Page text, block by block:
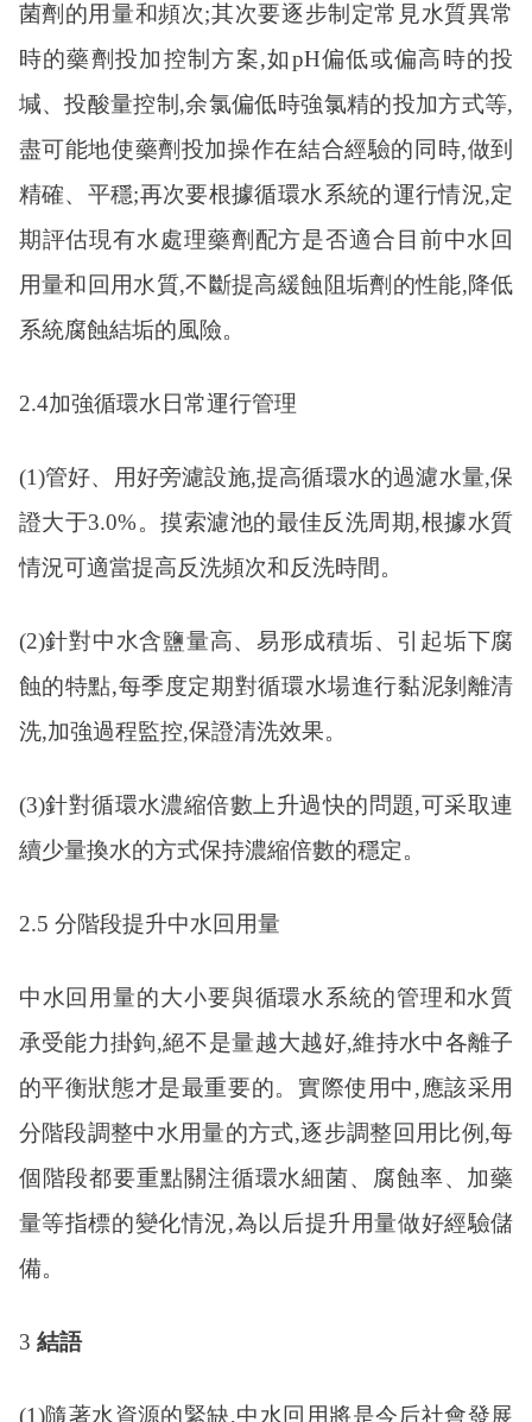
菌劑的用量和頻次;其次要逐步制定常見水質異常
時的藥劑投加控制方案,如pH偏低或偏高時的投
堿、投酸量控制,余氯偏低時強氯精的投加方式等,
盡可能地使藥劑投加操作在結合經驗的同時,做到
精確、平穩;再次要根據循環水系統的運行情況,定
期評估現有水處理藥劑配方是否適合目前中水回
用量和回用水質,不斷提高緩蝕阻垢劑的性能,降低
系統腐蝕結垢的風險。
2.4加強循環水日常運行管理
(1)管好、用好旁濾設施,提高循環水的過濾水量,保
證大于3.0%。摸索濾池的最佳反洗周期,根據水質
情況可適當提高反洗頻次和反洗時間。
(2)針對中水含鹽量高、易形成積垢、引起垢下腐
蝕的特點,每季度定期對循環水場進行黏泥剝離清
洗,加強過程監控,保證清洗效果。
(3)針對循環水濃縮倍數上升過快的問題,可采取連
續少量換水的方式保持濃縮倍數的穩定。
2.5 分階段提升中水回用量
中水回用量的大小要與循環水系統的管理和水質
承受能力掛鉤,絕不是量越大越好,維持水中各離子
的平衡狀態才是最重要的。實際使用中,應該采用
分階段調整中水用量的方式,逐步調整回用比例,每
個階段都要重點關注循環水細菌、腐蝕率、加藥
量等指標的變化情況,為以后提升用量做好經驗儲
備。
3 結語
(1)隨著水資源的緊缺,中水回用將是今后社會發展